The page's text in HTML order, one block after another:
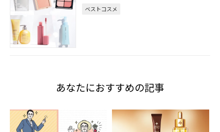
ベストコスメ
あなたにおすすめの記事